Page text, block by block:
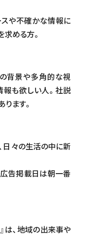
スや不確かな情報に
める方。
背景や多角的な視
報も欲しい人。社説
ます。
日々の生活の中に新
広告掲載日は朝一番
は、地域の出来事や